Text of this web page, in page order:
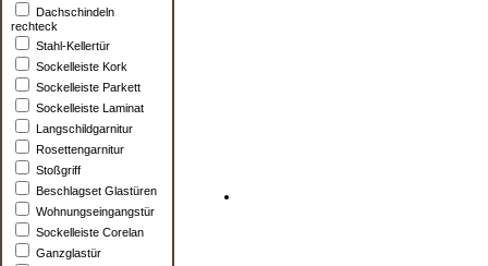
Dachschindeln
rechteck
Stahl-Kellertür
Sockelleiste Kork
Sockelleiste Parkett
Sockelleiste Laminat
Langschildgarnitur
Rosettengarnitur
Stoßgriff
Beschlagset Glastüren
Wohnungseingangstür
Sockelleiste Corelan
Ganzglastür